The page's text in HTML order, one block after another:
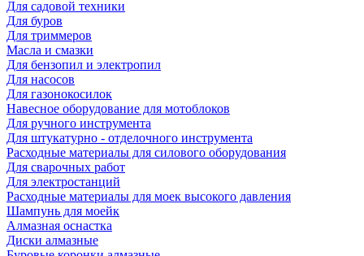
Для садовой техники
Для буров
Для триммеров
Масла и смазки
Для бензопил и электропил
Для насосов
Для газонокосилок
Навесное оборудование для мотоблоков
Для ручного инструмента
Для штукатурно - отделочного инструмента
Расходные материалы для силового оборудования
Для сварочных работ
Для электростанций
Расходные материалы для моек высокого давления
Шампунь для моейк
Алмазная оснастка
Диски алмазные